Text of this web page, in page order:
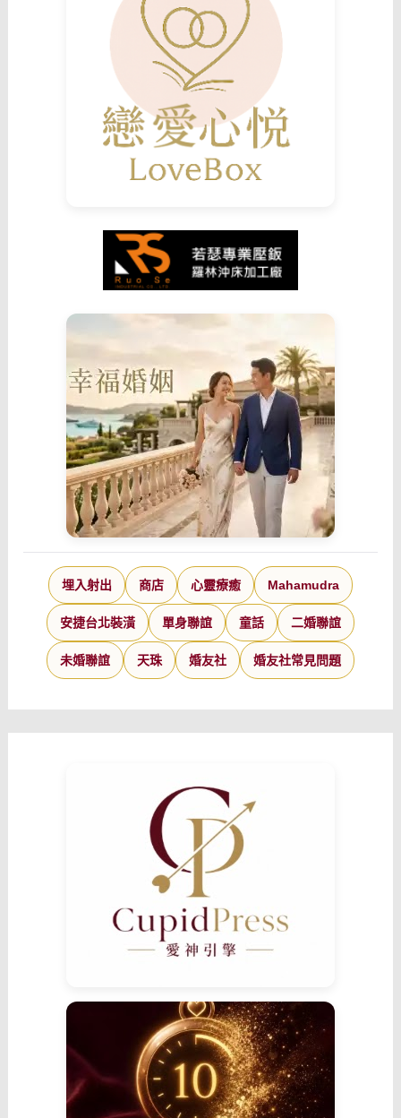
埋入射出 商店 心靈療癒 Mahamudra
安捷台北裝潢 單身聯誼 童話 二婚聯誼
未婚聯誼 天珠 婚友社 婚友社常見問題